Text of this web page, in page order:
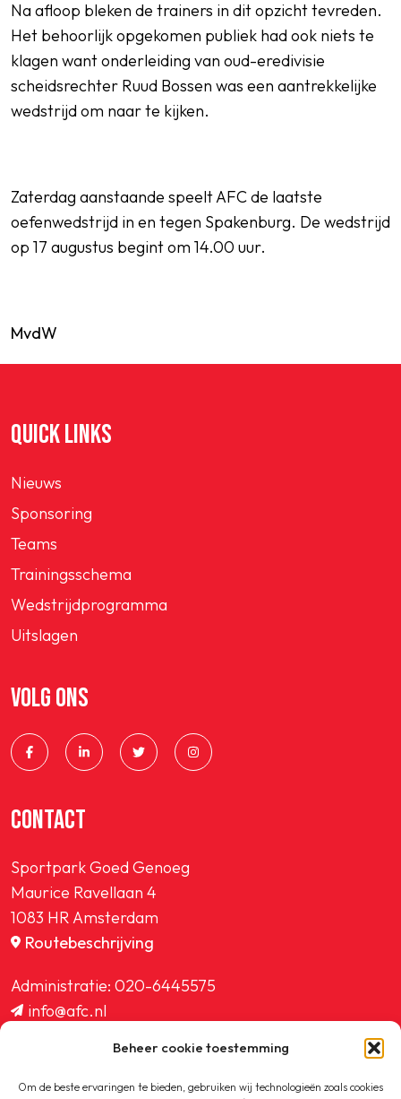
Beheer cookie toestemming
Om de beste ervaringen te bieden, gebruiken wij technologieën zoals cookies
Na afloop bleken de trainers in dit opzicht tevreden.
Het behoorlijk opgekomen publiek had ook niets te
klagen want onderleiding van oud-eredivisie
scheidsrechter Ruud Bossen was een aantrekkelijke
wedstrijd om naar te kijken.
Zaterdag aanstaande speelt AFC de laatste
oefenwedstrijd in en tegen Spakenburg. De wedstrijd
op 17 augustus begint om 14.00 uur.
MvdW
QUICK LINKS
Nieuws
Sponsoring
Teams
Trainingsschema
Wedstrijdprogramma
Uitslagen
VOLG ONS
CONTACT
Sportpark Goed Genoeg
Maurice Ravellaan 4
1083 HR Amsterdam
Routebeschrijving
Administratie: 020-6445575
info@afc.nl
ledenadministratie@afc.nl